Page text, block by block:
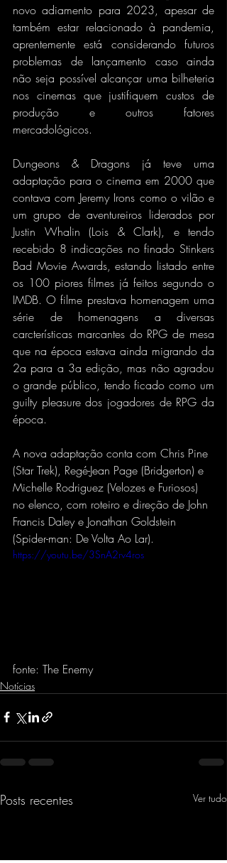
novo adiamento para 2023, apesar de
também estar relacionado à pandemia,
aprentemente está considerando futuros
problemas de lançamento caso ainda
não seja possível alcançar uma bilheteria
nos cinemas que justifiquem custos de
produção e outros fatores
mercadológicos.
Dungeons & Dragons já teve uma
adaptação para o cinema em 2000 que
contava com Jeremy Irons como o vilão e
um grupo de aventureiros liderados por
Justin Whalin (Lois & Clark), e tendo
recebido 8 indicações no finado Stinkers
Bad Movie Awards, estando listado entre
os 100 piores filmes já feitos segundo o
IMDB. O filme prestava homenagem uma
série de homenagens a diversas
carcterísticas marcantes do RPG de mesa
que na época estava ainda migrando da
2a para a 3a edição, mas não agradou
o grande público, tendo ficado como um
guilty pleasure dos jogadores de RPG da
época.
A nova adaptação conta com Chris Pine
(Star Trek), Regé-Jean Page (Bridgerton) e
Michelle Rodriguez (Velozes e Furiosos)
no elenco, com roteiro e direção de John
Francis Daley e Jonathan Goldstein
(Spider-man: De Volta Ao Lar).
https://youtu.be/3SnA2rv4ros
fonte: The Enemy
Notícias
Posts recentes Ver tudo